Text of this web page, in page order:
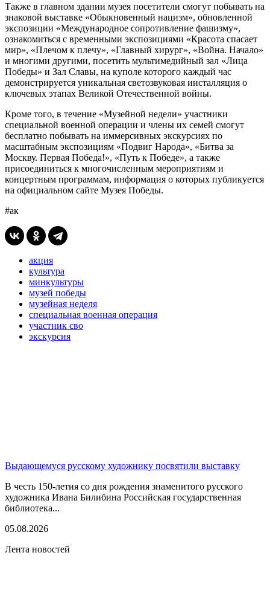
Также в главном здании музея посетители смогут побывать на
знаковой выставке «Обыкновенный нацизм», обновленной
экспозиции «Международное сопротивление фашизму»,
ознакомиться с временными экспозициями «Красота спасает
мир», «Плечом к плечу», «Главный хирург», «Война. Начало»
и многими другими, посетить мультимедийный зал «Лица
Победы» и Зал Славы, на куполе которого каждый час
демонстрируется уникальная светозвуковая инсталляция о
ключевых этапах Великой Отечественной войны.
Кроме того, в течение «Музейной недели» участники
специальной военной операции и члены их семей смогут
бесплатно побывать на иммерсивных экскурсиях по
масштабным экспозициям «Подвиг Народа», «Битва за
Москву. Первая Победа!», «Путь к Победе», а также
присоединиться к многочисленным мероприятиям и
концертным программам, информация о которых публикуется
на официальном сайте Музея Победы.
#ак
акция
культура
минкультуры
музей победы
музейная неделя
специальная военная операция
участник сво
экскурсия
Выдающемуся русскому художнику посвятили выставку
В честь 150-летия со дня рождения знаменитого русского
художника Ивана Билибина Российская государственная
библиотека...
05.08.2026
Лента новостей